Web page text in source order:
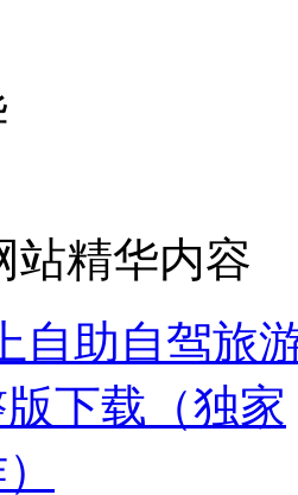
站精华内容